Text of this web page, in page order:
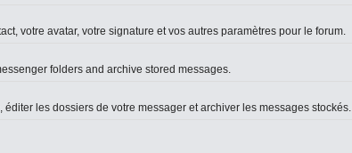
votre avatar, votre signature et vos autres paramètres pour le forum.
folders and archive stored messages.
les dossiers de votre messager et archiver les messages stockés.